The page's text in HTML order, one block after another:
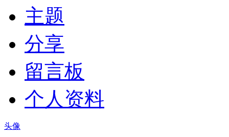
主题
分享
留言板
个人资料
头像